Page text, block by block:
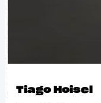
Tiago Hoisel